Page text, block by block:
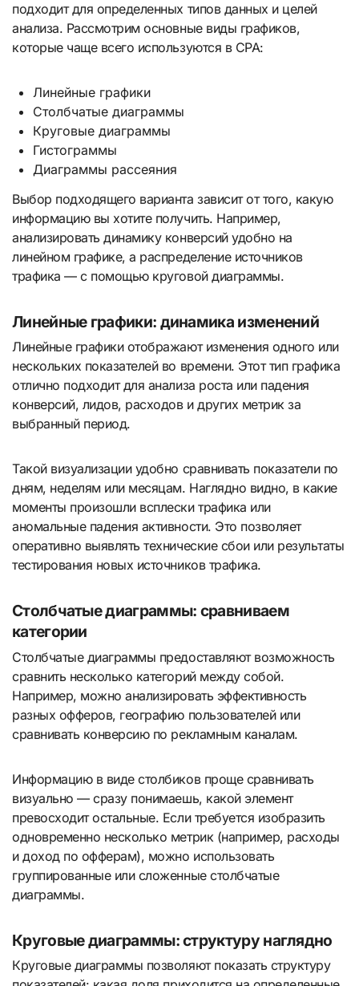
подходит для определенных типов данных и целей
анализа. Рассмотрим основные виды графиков,
которые чаще всего используются в CPA:
Линейные графики
Столбчатые диаграммы
Круговые диаграммы
Гистограммы
Диаграммы рассеяния
Выбор подходящего варианта зависит от того, какую
информацию вы хотите получить. Например,
анализировать динамику конверсий удобно на
линейном графике, а распределение источников
трафика — с помощью круговой диаграммы.
Линейные графики: динамика изменений
Линейные графики отображают изменения одного или
нескольких показателей во времени. Этот тип графика
отлично подходит для анализа роста или падения
конверсий, лидов, расходов и других метрик за
выбранный период.
Такой визуализации удобно сравнивать показатели по
дням, неделям или месяцам. Наглядно видно, в какие
моменты произошли всплески трафика или
аномальные падения активности. Это позволяет
оперативно выявлять технические сбои или результаты
тестирования новых источников трафика.
Столбчатые диаграммы: сравниваем
категории
Столбчатые диаграммы предоставляют возможность
сравнить несколько категорий между собой.
Например, можно анализировать эффективность
разных офферов, географию пользователей или
сравнивать конверсию по рекламным каналам.
Информацию в виде столбиков проще сравнивать
визуально — сразу понимаешь, какой элемент
превосходит остальные. Если требуется изобразить
одновременно несколько метрик (например, расходы
и доход по офферам), можно использовать
группированные или сложенные столбчатые
диаграммы.
Круговые диаграммы: структуру наглядно
Круговые диаграммы позволяют показать структуру